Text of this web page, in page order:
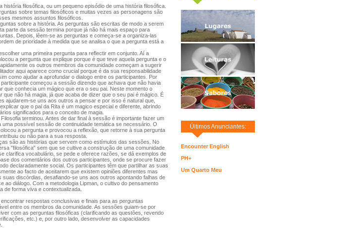
Últimos Anunciantes:
Encounter English
PH+
Um Quarto Meu
filosófica, ou um pequeno episódio de uma história filosófica.
sobre temas filosóficos e muitas vezes as personagens são
mesmos assuntos filosóficos.
sobre a história. As perguntas são escritas de modo a serem
parte da sessão termina porque já não há mais espaço para
Depois, lêem-se as perguntas e começa-se a organiza-las
de prioridade à medida que se analisa o que a pergunta está a
uma primeira pergunta para reflectir em conjunto. Aí a
a pergunta que explique porque é que teve aquela pergunta e o
os outros membros da comunidade começam a sugerir
aqui aparece como crucial porque é da sua responsabilidade
como ajudar a aprofundar o dialogo entre os participantes. Por
começou a sessão dizendo que achava que não havia
que conhecia um mágico que era o seu pai. Neste momento o
não há magia, já que acaba de dizer que o seu pai é mágico. É
ajudarem-se uns aos outros a pensar e por isso é natural que,
que o pai da Rita é um magico especial e diferente, abrindo
significados para o conceito de magia.
terminou. Antes de dar final à sessão é importante fazer um
possível sessão de continuidade temática se necessário. O
a pergunta e provocou a reflexão, que retorne à sua pergunta
ou não para a sua resposta.
são as histórias que servem como estímulos das sessões. No
"filosófica" sem que se cultive a construção de uma comunidade
clarifica vocabulário, se pede e oferece razões, se dá exemplos de
dos comentários dos outros participantes, onde se procure fazer
declaradamente social. Os participantes têm que partilhar as suas
ao facto de aceitarem que existem opiniões diferentes mas
discórdias, desafiando-se uns aos outros apontando falhas de
diálogo. Com a metodologia Lipman, o cultivo do pensamento
de forma viva e contextualizada.
respostas conclusivas e finais para as perguntas
entre os membros da comunidade. As sessões guiam-se por
com as perguntas filosóficas (clarificando as questões, revendo
etc.) e, por outro lado, desenvolver as capacidades